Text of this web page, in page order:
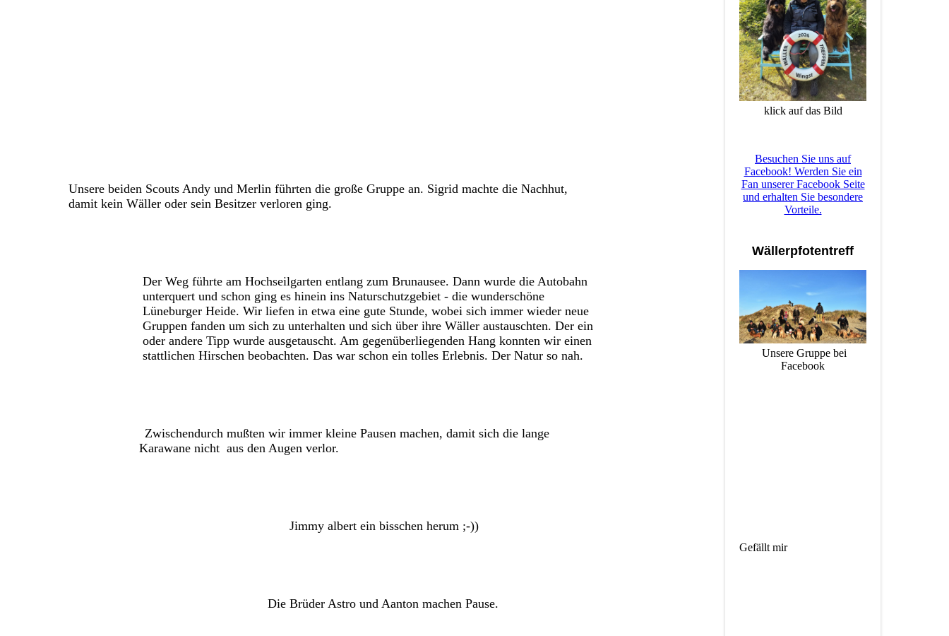
Unsere beiden Scouts Andy und Merlin führten die große Gruppe an. Sigrid machte die Nachhut,
damit kein Wäller oder sein Besitzer verloren ging.
Der Weg führte am Hochseilgarten entlang zum Brunausee. Dann wurde die Autobahn
unterquert und schon ging es hinein ins Naturschutzgebiet - die wunderschöne
Lüneburger Heide. Wir liefen in etwa eine gute Stunde, wobei sich immer wieder neue
Gruppen fanden um sich zu unterhalten und sich über ihre Wäller austauschten. Der ein
oder andere Tipp wurde ausgetauscht. Am gegenüberliegenden Hang konnten wir einen
stattlichen Hirschen beobachten. Das war schon ein tolles Erlebnis. Der Natur so nah.
Zwischendurch mußten wir immer kleine Pausen machen, damit sich die lange
Karawane nicht aus den Augen verlor.
Jimmy albert ein bisschen herum ;-))
Die Brüder Astro und Aanton machen Pause.
klick auf das Bild
Besuchen Sie uns auf
Facebook! Werden Sie ein
Fan unserer Facebook Seite
und erhalten Sie besondere
Vorteile.
Wällerpfotentreff
Unsere Gruppe bei
Facebook
Gefällt mir